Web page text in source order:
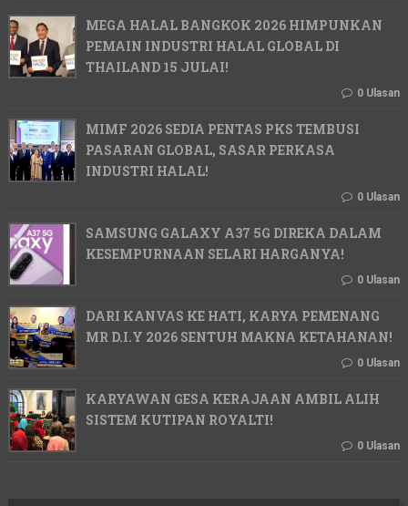
MEGA HALAL BANGKOK 2026 HIMPUNKAN
PEMAIN INDUSTRI HALAL GLOBAL DI
THAILAND 15 JULAI!
0 Ulasan
MIMF 2026 SEDIA PENTAS PKS TEMBUSI
PASARAN GLOBAL, SASAR PERKASA
INDUSTRI HALAL!
0 Ulasan
SAMSUNG GALAXY A37 5G DIREKA DALAM
KESEMPURNAAN SELARI HARGANYA!
0 Ulasan
DARI KANVAS KE HATI, KARYA PEMENANG
MR D.I.Y 2026 SENTUH MAKNA KETAHANAN!
0 Ulasan
KARYAWAN GESA KERAJAAN AMBIL ALIH
SISTEM KUTIPAN ROYALTI!
0 Ulasan